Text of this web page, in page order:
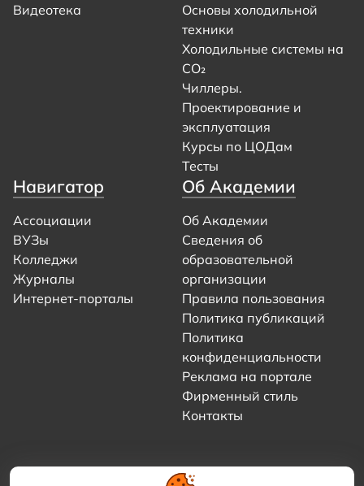
Видеотека
Основы холодильной
техники
Холодильные системы на
CO₂
Чиллеры.
Проектирование и
эксплуатация
Курсы по ЦОДам
Тесты
Навигатор
Ассоциации
ВУЗы
Колледжи
Журналы
Интернет-порталы
Об Академии
Об Академии
Сведения об
образовательной
организации
Правила пользования
Политика публикаций
Политика
конфиденциальности
Реклама на портале
Фирменный стиль
Контакты